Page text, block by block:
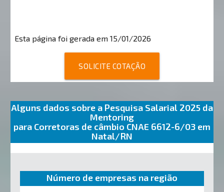
Esta página foi gerada em 15/01/2026
SOLICITE COTAÇÃO
Alguns dados sobre a Pesquisa Salarial 2025 da
Mentoring
para Corretoras de câmbio CNAE 6612-6/03 em
Natal/RN
Número de empresas na região